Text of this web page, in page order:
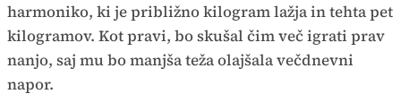
harmoniko, ki je približno kilogram lažja in tehta pet
kilogramov. Kot pravi, bo skušal čim več igrati prav
nanjo, saj mu bo manjša teža olajšala večdnevni
napor.